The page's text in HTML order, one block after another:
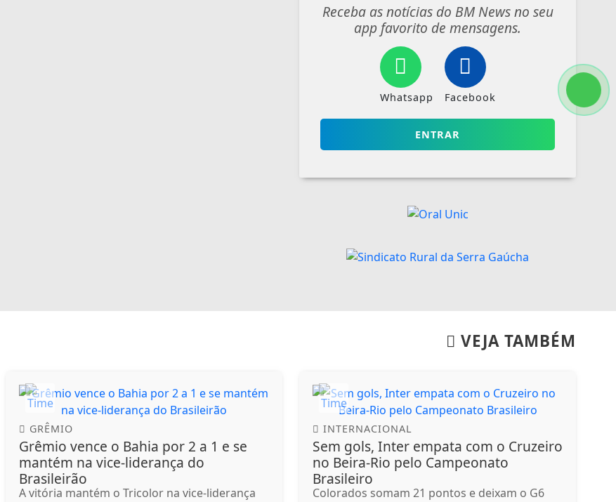
Receba as notícias do BM News no seu
app favorito de mensagens.
Whatsapp Facebook
ENTRAR
VEJA TAMBÉM
GRÊMIO
Grêmio vence o Bahia por 2 a 1 e se
mantém na vice-liderança do
Brasileirão
A vitória mantém o Tricolor na vice-liderança
INTERNACIONAL
Sem gols, Inter empata com o Cruzeiro
no Beira-Rio pelo Campeonato
Brasileiro
Colorados somam 21 pontos e deixam o G6